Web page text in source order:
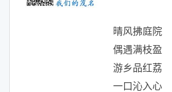
晴风拂庭院
偶遇满枝盈
游乡品红荔
一口沁入心